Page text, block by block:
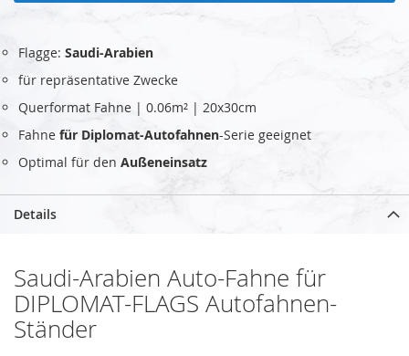
Flagge: Saudi-Arabien
für repräsentative Zwecke
Querformat Fahne | 0.06m² | 20x30cm
Fahne für Diplomat-Autofahnen-Serie geeignet
Optimal für den Außeneinsatz
Details
Saudi-Arabien Auto-Fahne für
DIPLOMAT-FLAGS Autofahnen-
Ständer